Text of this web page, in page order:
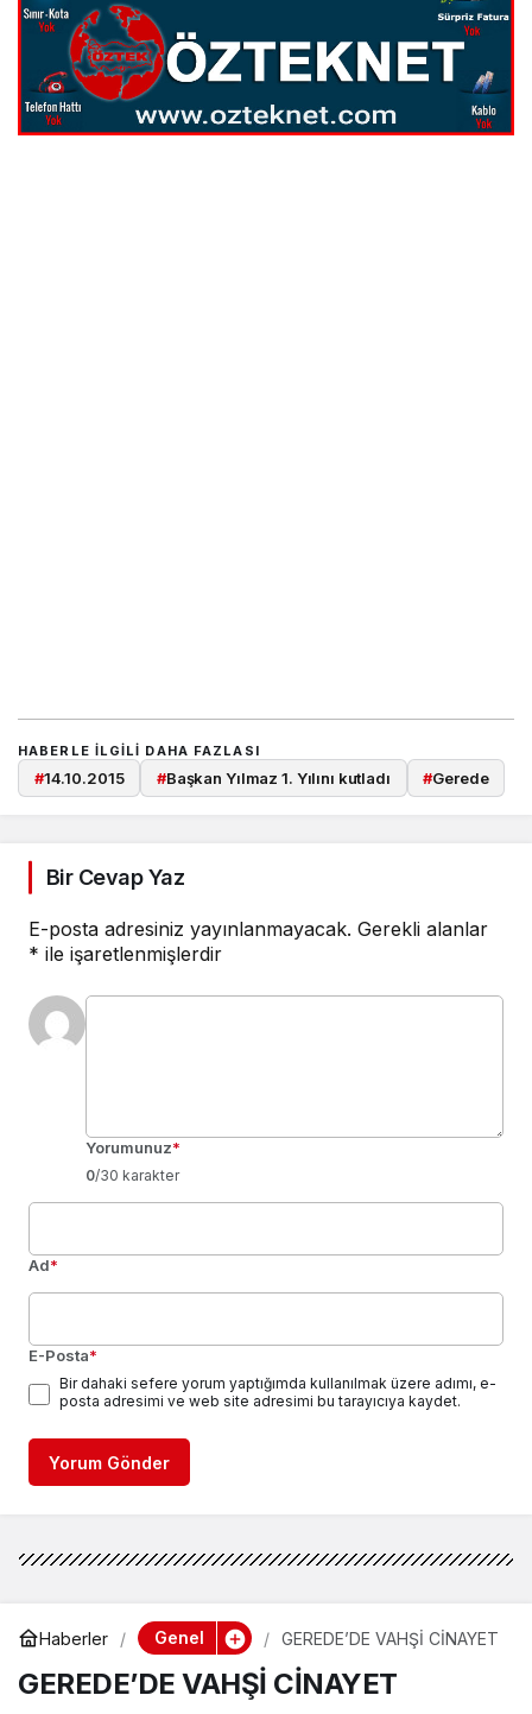
HABERLE ILGILI DAHA FAZLASI
#14.10.2015 #Başkan Yılmaz 1. Yılını kutladı #Gerede
Bir Cevap Yaz
E-posta adresiniz yayınlanmayacak. Gerekli alanlar
* ile işaretlenmişlerdir
Yorumunuz*
0/30 karakter
Ad*
E-Posta*
Bir dahaki sefere yorum yaptığımda kullanılmak üzere adımı, e-
posta adresimi ve web site adresimi bu tarayıcıya kaydet.
Yorum Gönder
Haberler Genel GEREDE’DE VAHŞİ CİNAYET
GEREDE’DE VAHŞİ CİNAYET